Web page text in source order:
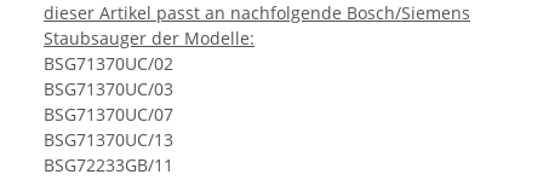
dieser Artikel passt an nachfolgende Bosch/Siemens
Staubsauger der Modelle:
BSG71370UC/02
BSG71370UC/03
BSG71370UC/07
BSG71370UC/13
BSG72233GB/11